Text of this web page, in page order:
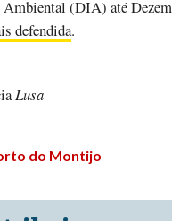
Ambiental (DIA) até
defendida.
Lusa
do Montijo